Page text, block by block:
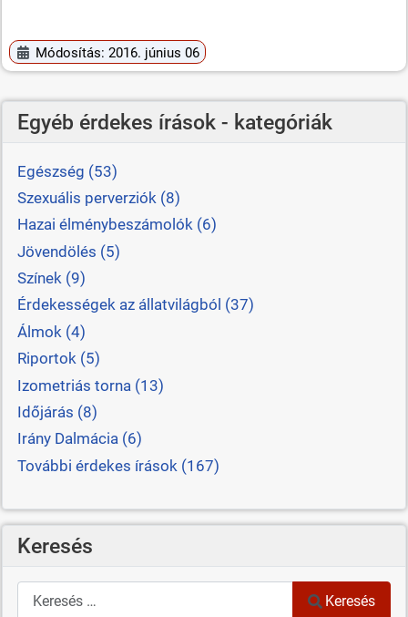
Módosítás: 2016. június 06
Egyéb érdekes írások - kategóriák
Egészség (53)
Szexuális perverziók (8)
Hazai élménybeszámolók (6)
Jövendölés (5)
Színek (9)
Érdekességek az állatvilágból (37)
Álmok (4)
Riportok (5)
Izometriás torna (13)
Időjárás (8)
Irány Dalmácia (6)
További érdekes írások (167)
Keresés
Keresés
Keresés